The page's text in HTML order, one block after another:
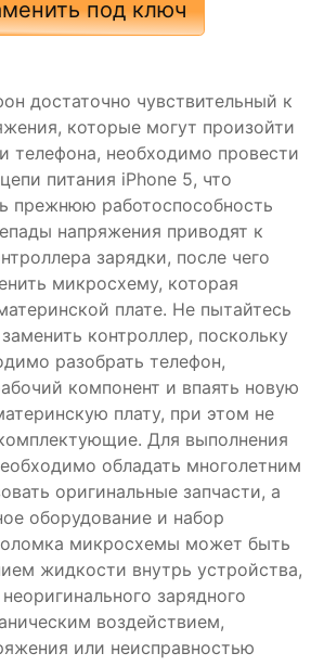
под ключ
достаточно чувствительный к
которые могут произойти
телефона, необходимо провести
питания iPhone 5, что
прежнюю работоспособность
напряжения приводят к
зарядки, после чего
микросхему, которая
плате. Не пытайтесь
контроллер, поскольку
разобрать телефон,
компонент и впаять новую
плату, при этом не
Для выполнения
обладать многолетним
оригинальные запчасти, а
оборудование и набор
микросхемы может быть
жидкости внутрь устройства,
зарядного
воздействием,
или неисправностью